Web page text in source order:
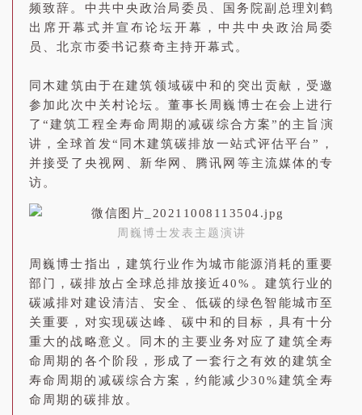
频致辞。中共中央政治局委员、国务院副总理刘鹤
出席开幕式并宣布论坛开幕，中共中央政治局委
员、北京市委书记蔡奇主持开幕式。
同木建筑由于在建筑领域碳中和的突出贡献，受邀
参加此次中关村论坛。董事长周巍博士在会上进行
了“建筑工程全寿命周期的减碳综合方案”的主旨演
讲，全球首发“同木建筑碳排放一站式评估平台”，
并接受了央视网、新华网、腾讯网等主流媒体的专
访。
周巍博士发表主题演讲
周巍博士指出，建筑行业作为城市能源消耗的重要
部门，碳排放占全球总排放接近40%。建筑行业的
碳减排对建设清洁、安全、低碳的绿色智能城市至
关重要，对实现碳达峰、碳中和的目标，具有十分
重大的战略意义。同木的主要业务对应了建筑全寿
命周期的各个阶段，形成了一套行之有效的建筑全
寿命周期的减碳综合方案，约能减少30%建筑全寿
命周期的碳排放。